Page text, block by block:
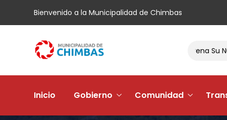
Bienvenido a la Municipalidad de Chimbas
El Barrio Andacollo Vi Estrena Su Nueva
Inicio Gobierno Comunidad